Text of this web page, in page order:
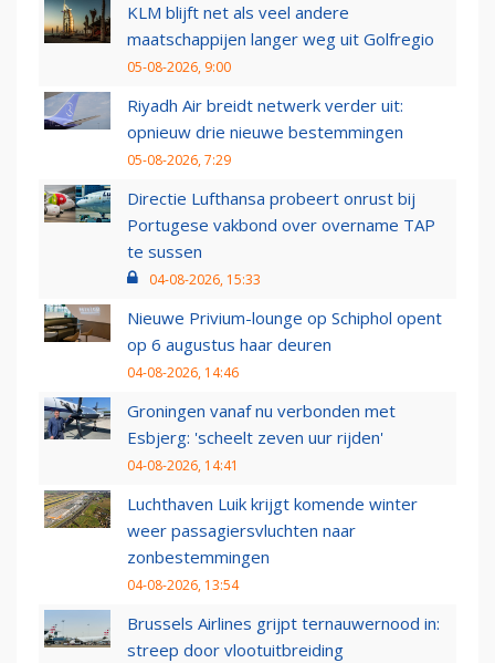
KLM blijft net als veel andere
maatschappijen langer weg uit Golfregio
05-08-2026, 9:00
Riyadh Air breidt netwerk verder uit:
opnieuw drie nieuwe bestemmingen
05-08-2026, 7:29
Directie Lufthansa probeert onrust bij
Portugese vakbond over overname TAP
te sussen
04-08-2026, 15:33
Nieuwe Privium-lounge op Schiphol opent
op 6 augustus haar deuren
04-08-2026, 14:46
Groningen vanaf nu verbonden met
Esbjerg: 'scheelt zeven uur rijden'
04-08-2026, 14:41
Luchthaven Luik krijgt komende winter
weer passagiersvluchten naar
zonbestemmingen
04-08-2026, 13:54
Brussels Airlines grijpt ternauwernood in:
streep door vlootuitbreiding